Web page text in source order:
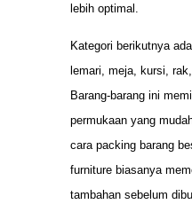
lebih optimal.
Kategori berikutnya
lemari, meja, kursi,
Barang-barang ini
permukaan yang
cara packing barang
furniture biasanya
tambahan sebelum